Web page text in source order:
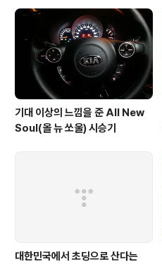
기대 이상의 느낌을 준 All New
Soul(올 뉴 쏘울) 시승기
대한민국에서 초딩으로 산다는